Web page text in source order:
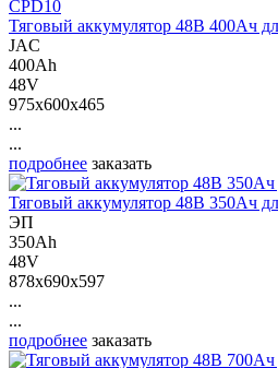
Тяговый аккумулятор 48В 400Ач
JAC
400Ah
48V
975x600x465
...
...
подробнее заказать
Тяговый аккумулятор 48В 350Ач
ЭП
350Ah
48V
878x690x597
...
...
подробнее заказать